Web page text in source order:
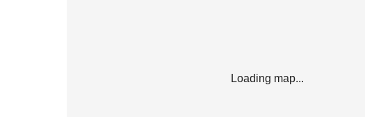
Loading map...